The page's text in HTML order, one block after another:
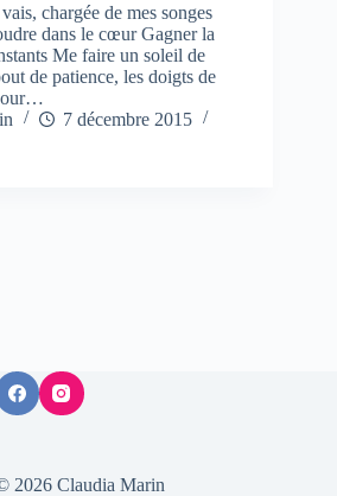
chargée de mes songes
dans le cœur Gagner la
Me faire un soleil de
de patience, les doigts de
7 décembre 2015
2026 Claudia Marin